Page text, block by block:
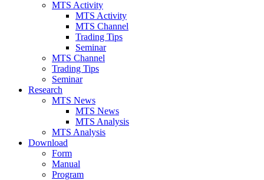
MTS Activity
MTS Activity
MTS Channel
Trading Tips
Seminar
MTS Channel
Trading Tips
Seminar
Research
MTS News
MTS News
MTS Analysis
MTS Analysis
Download
Form
Manual
Program